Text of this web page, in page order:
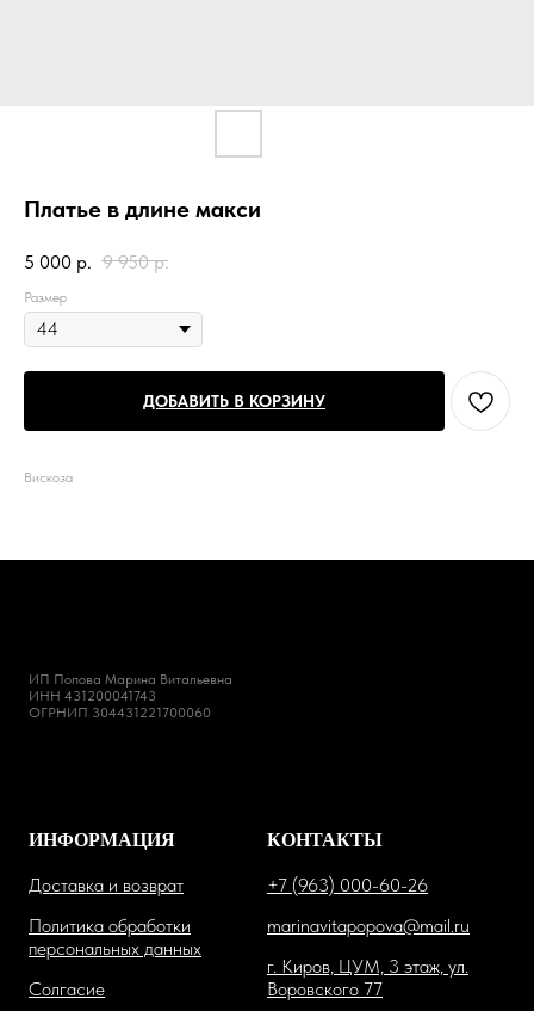
Платье в длине макси
5 000 р. 9 950 р.
Размер
ДОБАВИТЬ В КОРЗИНУ
Вискоза
ИП Попова Марина Витальевна
ИНН 431200041743
ОГРНИП 304431221700060
ИНФОРМАЦИЯ
Доставка и возврат
Политика обработки
персональных данных
Солгасие
КОНТАКТЫ
+7 (963) 000-60-26
marinavitapopova@mail.ru
г. Киров, ЦУМ, 3 этаж, ул.
Воровского 77